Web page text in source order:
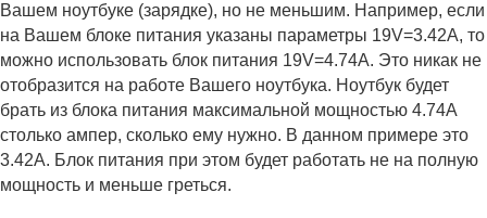
Вашем ноутбуке (зарядке), но не меньшим. Например, если
на Вашем блоке питания указаны параметры 19V=3.42A, то
можно использовать блок питания 19V=4.74A. Это никак не
отобразится на работе Вашего ноутбука. Ноутбук будет
брать из блока питания максимальной мощностью 4.74А
столько ампер, сколько ему нужно. В данном примере это
3.42А. Блок питания при этом будет работать не на полную
мощность и меньше греться.